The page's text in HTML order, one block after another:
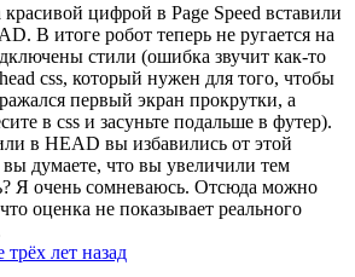
цифрой в Page Speed вставили
В итоге робот теперь не ругается на
стили (ошибка звучит как-то
css, который нужен для того, чтобы
первый экран прокрутки, а
в css и засуньте подальше в футер).
в HEAD вы избавились от этой
думаете, что вы увеличили тем
Я очень сомневаюсь. Отсюда можно
оценка не показывает реального
трёх лет назад